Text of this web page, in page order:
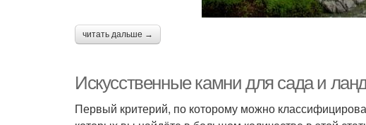
читать дальше →
Искусственные камни для сада и
Первый критерий, по которому можно